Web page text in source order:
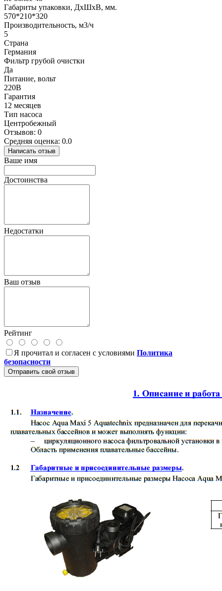
Габариты упаковки, ДхШхВ, мм.
570*210*320
Производительность, м3/ч
5
Страна
Германия
Фильтр грубой очистки
Да
Питание, вольт
220В
Гарантия
12 месяцев
Тип насоса
Центробежный
Отзывов: 0
Средняя оценка: 0.0
Написать отзыв
Ваше имя
Достоинства
Недостатки
Ваш отзыв
Рейтинг
Я прочитал и согласен с условиями Политика
безопасности
Отправить свой отзыв